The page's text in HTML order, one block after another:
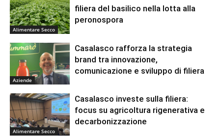
Alimentare Secco
filiera del basilico nella lotta alla
peronospora
Aziende
Casalasco rafforza la strategia
brand tra innovazione,
comunicazione e sviluppo di filiera
Alimentare Secco
Casalasco investe sulla filiera:
focus su agricoltura rigenerativa e
decarbonizzazione